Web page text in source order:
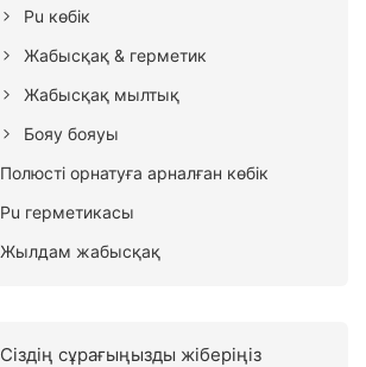
Pu көбік
Жабысқақ & герметик
Жабысқақ мылтық
Бояу бояуы
Полюсті орнатуға арналған көбік
Pu герметикасы
Жылдам жабысқақ
Сіздің сұрағыңызды жіберіңіз